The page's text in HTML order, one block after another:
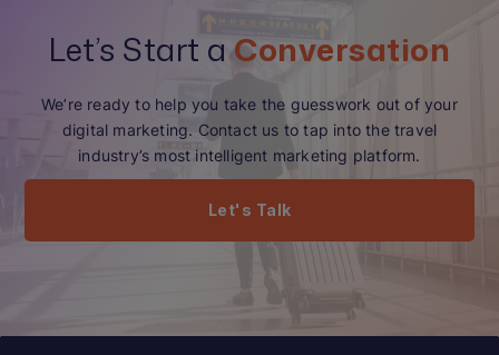
Let’s Start a Conversation
We’re ready to help you take the guesswork out of your
digital marketing. Contact us to tap into the travel
industry’s most intelligent marketing platform.
Let's Talk